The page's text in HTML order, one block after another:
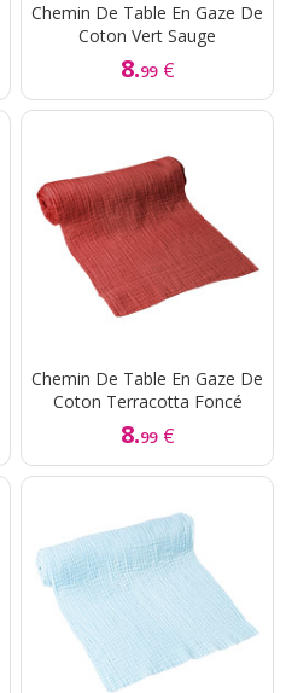
Chemin De Table En Gaze De
Coton Vert Sauge
8.99 €
Chemin De Table En Gaze De
Coton Terracotta Foncé
8.99 €